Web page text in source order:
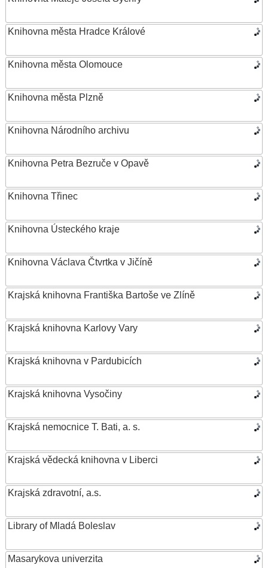
Knihovna města Hradce Králové
Knihovna města Olomouce
Knihovna města Plzně
Knihovna Národního archivu
Knihovna Petra Bezruče v Opavě
Knihovna Třinec
Knihovna Ústeckého kraje
Knihovna Václava Čtvrtka v Jičíně
Krajská knihovna Františka Bartoše ve Zlíně
Krajská knihovna Karlovy Vary
Krajská knihovna v Pardubicích
Krajská knihovna Vysočiny
Krajská nemocnice T. Bati, a. s.
Krajská vědecká knihovna v Liberci
Krajská zdravotní, a.s.
Library of Mladá Boleslav
Masarykova univerzita